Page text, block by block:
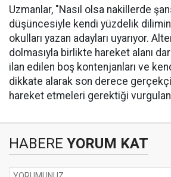
Uzmanlar, "Nasıl olsa nakillerde
düşüncesiyle kendi yüzdelik
okulları yazan adayları uyarıyor.
dolmasıyla birlikte hareket alanı
ilan edilen boş kontenjanları ve
dikkate alarak son derece
hareket etmeleri gerektiği
HABERE YORUM KAT